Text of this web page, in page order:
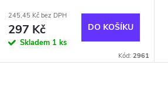
245,45 Kč bez DPH
297 Kč
Skladem 1 ks
DO KOŠÍKU
Kód: 2961